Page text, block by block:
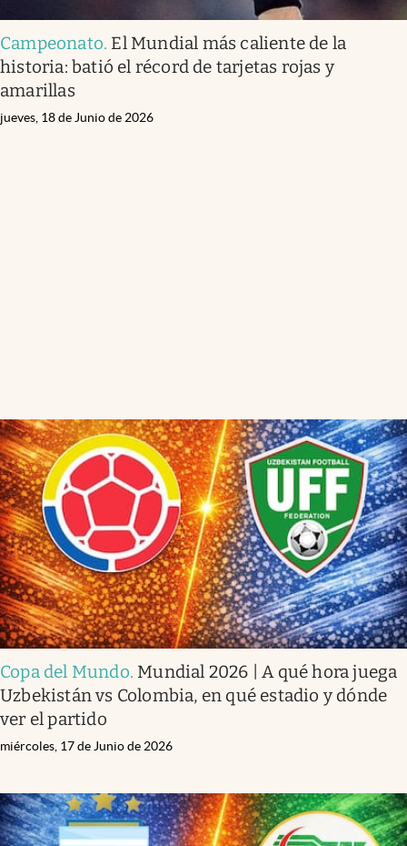
Campeonato. El Mundial más caliente de la
historia: batió el récord de tarjetas rojas y
amarillas
jueves, 18 de Junio de 2026
Copa del Mundo. Mundial 2026 | A qué hora juega
Uzbekistán vs Colombia, en qué estadio y dónde
ver el partido
miércoles, 17 de Junio de 2026